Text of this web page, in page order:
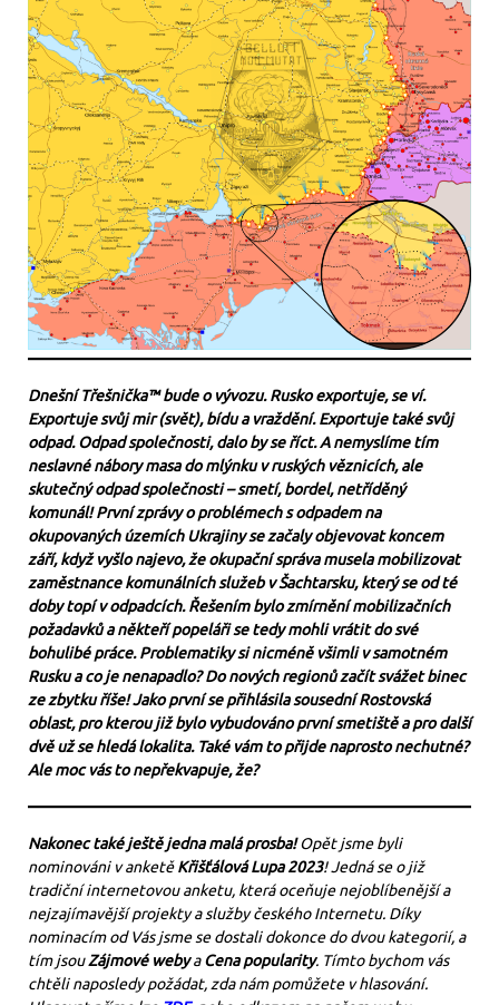
Dnešní Třešnička™ bude o vývozu. Rusko exportuje, se ví.
Exportuje svůj mir (svět), bídu a vraždění. Exportuje také svůj
odpad. Odpad společnosti, dalo by se říct. A nemyslíme tím
neslavné nábory masa do mlýnku v ruských věznicích, ale
skutečný odpad společnosti – smetí, bordel, netříděný
komunál! První zprávy o problémech s odpadem na
okupovaných územích Ukrajiny se začaly objevovat koncem
září, když vyšlo najevo, že okupační správa musela mobilizovat
zaměstnance komunálních služeb v Šachtarsku, který se od té
doby topí v odpadcích. Řešením bylo zmírnění mobilizačních
požadavků a někteří popeláři se tedy mohli vrátit do své
bohulibé práce. Problematiky si nicméně všimli v samotném
Rusku a co je nenapadlo? Do nových regionů začít svážet binec
ze zbytku říše! Jako první se přihlásila sousední Rostovská
oblast, pro kterou již bylo vybudováno první smetiště a pro další
dvě už se hledá lokalita. Také vám to přijde naprosto nechutné?
Ale moc vás to nepřekvapuje, že?
Nakonec také ještě jedna malá prosba!Opět jsme byli
nominováni v anketěKřišťálová Lupa 2023! Jedná se o již
tradiční internetovou anketu, která oceňuje nejoblíbenější a
nejzajímavější projekty a služby českého Internetu. Díky
nominacím od Vás jsme se dostali dokonce do dvou kategorií, a
tím jsouZájmové webyaCena popularity. Tímto bychom vás
chtěli naposledy požádat, zda nám pomůžete v hlasování.